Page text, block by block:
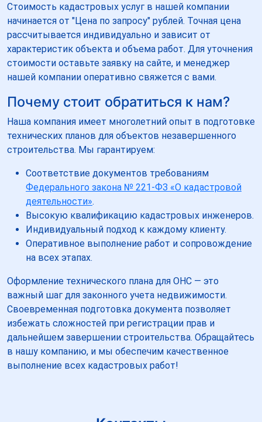
Стоимость кадастровых услуг в нашей компании
начинается от "Цена по запросу" рублей. Точная цена
рассчитывается индивидуально и зависит от
характеристик объекта и объема работ. Для уточнения
стоимости оставьте заявку на сайте, и менеджер
нашей компании оперативно свяжется с вами.
Почему стоит обратиться к нам?
Наша компания имеет многолетний опыт в подготовке
технических планов для объектов незавершенного
строительства. Мы гарантируем:
Соответствие документов требованиям
Федерального закона № 221-ФЗ «О кадастровой
деятельности».
Высокую квалификацию кадастровых инженеров.
Индивидуальный подход к каждому клиенту.
Оперативное выполнение работ и сопровождение
на всех этапах.
Оформление технического плана для ОНС — это
важный шаг для законного учета недвижимости.
Своевременная подготовка документа позволяет
избежать сложностей при регистрации прав и
дальнейшем завершении строительства. Обращайтесь
в нашу компанию, и мы обеспечим качественное
выполнение всех кадастровых работ!